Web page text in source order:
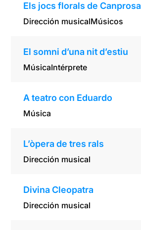
Els jocs florals de Canprosa
Dirección musicalMúsicos
El somni d’una nit d’estiu
MúsicaIntérprete
A teatro con Eduardo
Música
L’òpera de tres rals
Dirección musical
Divina Cleopatra
Dirección musical